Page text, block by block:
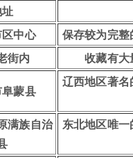
中心
保存较为完
街内 收藏有
蒙县
辽西地区著
满族自治 东北地区唯